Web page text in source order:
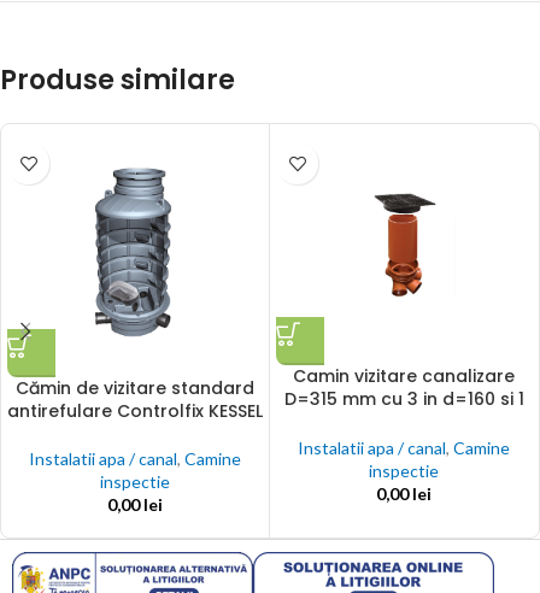
Produse similare
Cămin de vizitare standard
antirefulare Controlfix KESSEL
Instalatii apa / canal, Camine
inspectie
0,00lei
Camin vizitare canalizare
D=315 mm cu 3 in d=160 si 1
capac fonta B125
Instalatii apa / canal, Camine
inspectie
0,00lei